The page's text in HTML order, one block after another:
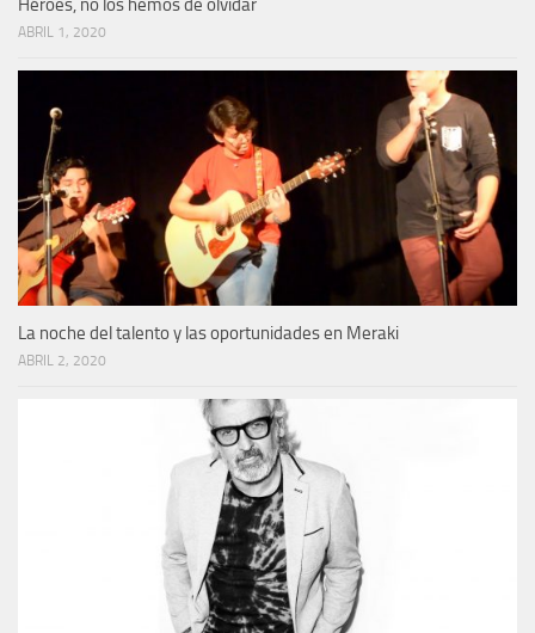
Héroes, no los hemos de olvidar
ABRIL 1, 2020
La noche del talento y las oportunidades en Meraki
ABRIL 2, 2020